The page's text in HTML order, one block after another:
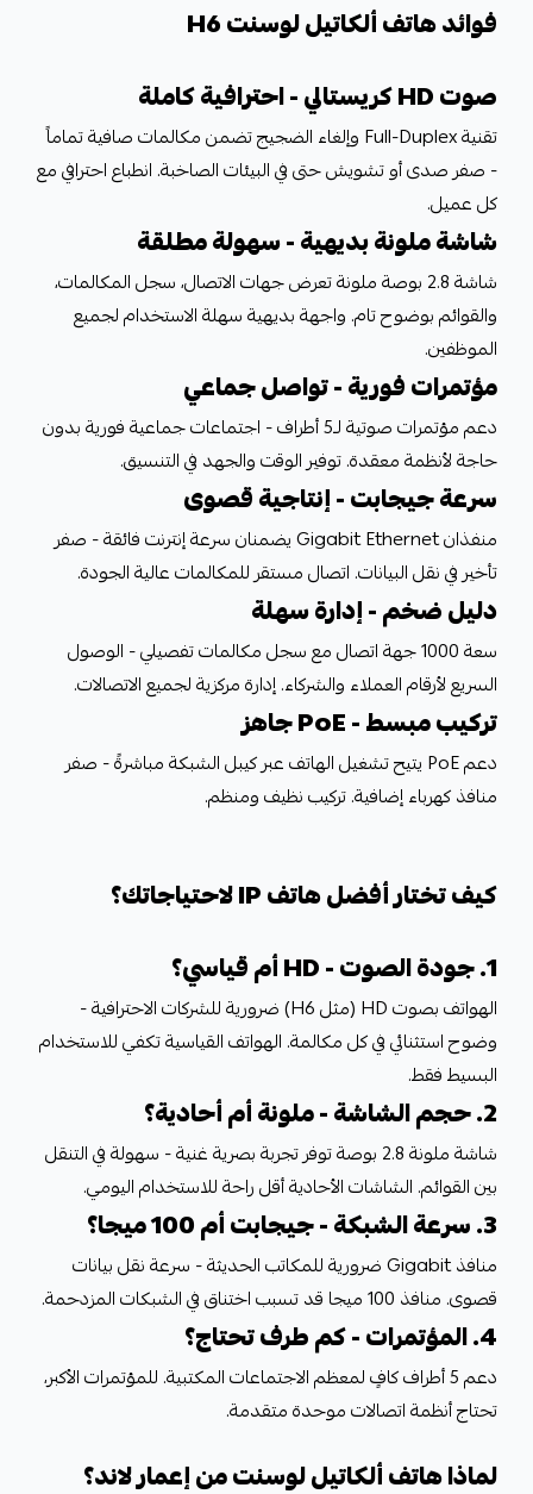
فوائد هاتف ألكاتيل لوسنت H6
صوت HD كريستالي - احترافية كاملة
تقنية Full-Duplex وإلغاء الضجيج تضمن مكالمات صافية تماماً
- صفر صدى أو تشويش حتى في البيئات الصاخبة. انطباع احترافي مع
كل عميل.
شاشة ملونة بديهية - سهولة مطلقة
شاشة 2.8 بوصة ملونة تعرض جهات الاتصال، سجل المكالمات،
والقوائم بوضوح تام. واجهة بديهية سهلة الاستخدام لجميع
الموظفين.
مؤتمرات فورية - تواصل جماعي
دعم مؤتمرات صوتية لـ5 أطراف - اجتماعات جماعية فورية بدون
حاجة لأنظمة معقدة. توفير الوقت والجهد في التنسيق.
سرعة جيجابت - إنتاجية قصوى
منفذان Gigabit Ethernet يضمنان سرعة إنترنت فائقة - صفر
تأخير في نقل البيانات. اتصال مستقر للمكالمات عالية الجودة.
دليل ضخم - إدارة سهلة
سعة 1000 جهة اتصال مع سجل مكالمات تفصيلي - الوصول
السريع لأرقام العملاء والشركاء. إدارة مركزية لجميع الاتصالات.
تركيب مبسط - PoE جاهز
دعم PoE يتيح تشغيل الهاتف عبر كيبل الشبكة مباشرةً - صفر
منافذ كهرباء إضافية. تركيب نظيف ومنظم.
كيف تختار أفضل هاتف IP لاحتياجاتك؟
1. جودة الصوت - HD أم قياسي؟
الهواتف بصوت HD (مثل H6) ضرورية للشركات الاحترافية -
وضوح استثنائي في كل مكالمة. الهواتف القياسية تكفي للاستخدام
البسيط فقط.
2. حجم الشاشة - ملونة أم أحادية؟
شاشة ملونة 2.8 بوصة توفر تجربة بصرية غنية - سهولة في التنقل
بين القوائم. الشاشات الأحادية أقل راحة للاستخدام اليومي.
3. سرعة الشبكة - جيجابت أم 100 ميجا؟
منافذ Gigabit ضرورية للمكاتب الحديثة - سرعة نقل بيانات
قصوى. منافذ 100 ميجا قد تسبب اختناق في الشبكات المزدحمة.
4. المؤتمرات - كم طرف تحتاج؟
دعم 5 أطراف كافٍ لمعظم الاجتماعات المكتبية. للمؤتمرات الأكبر،
تحتاج أنظمة اتصالات موحدة متقدمة.
لماذا هاتف ألكاتيل لوسنت من إعمار لاند؟